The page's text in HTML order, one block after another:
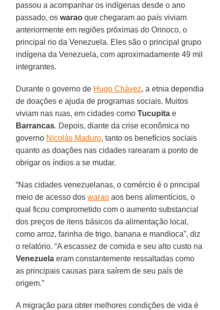
passou a acompanhar os indígenas desde o ano
passado, oswarao que chegaram ao país viviam
anteriormente em regiões próximas do Orinoco, o
principal rio da Venezuela. Eles são o principal grupo
indígena da Venezuela, com aproximadamente 49 mil
integrantes.
Durante o governo de Hugo Chávez, a etnia dependia
de doações e ajuda de programas sociais. Muitos
viviam nas ruas, em cidades comoTucupita e
Barrancas. Depois, diante da crise econômica no
governo Nicolás Maduro, tanto os benefícios sociais
quanto as doações nas cidades rarearam a ponto de
obrigar os índios a se mudar.
“Nas cidades venezuelanas, o comércio é o principal
meio de acesso doswarao aos bens alimentícios, o
qual ficou comprometido com o aumento substancial
dos preços de itens básicos da alimentação local,
como arroz, farinha de trigo, banana e mandioca”, diz
o relatório. “A escassez de comida e seu alto custo na
Venezuela eram constantemente ressaltadas como
as principais causas para saírem de seu país de
origem.”
A migração para obter melhores condições de vida é